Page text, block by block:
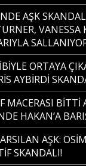
AŞK
VANESSA
ORTAYA
AYBİRDİ
MACERASI BİTTİ
HAKAN’A
AŞK:
SKANDALI!